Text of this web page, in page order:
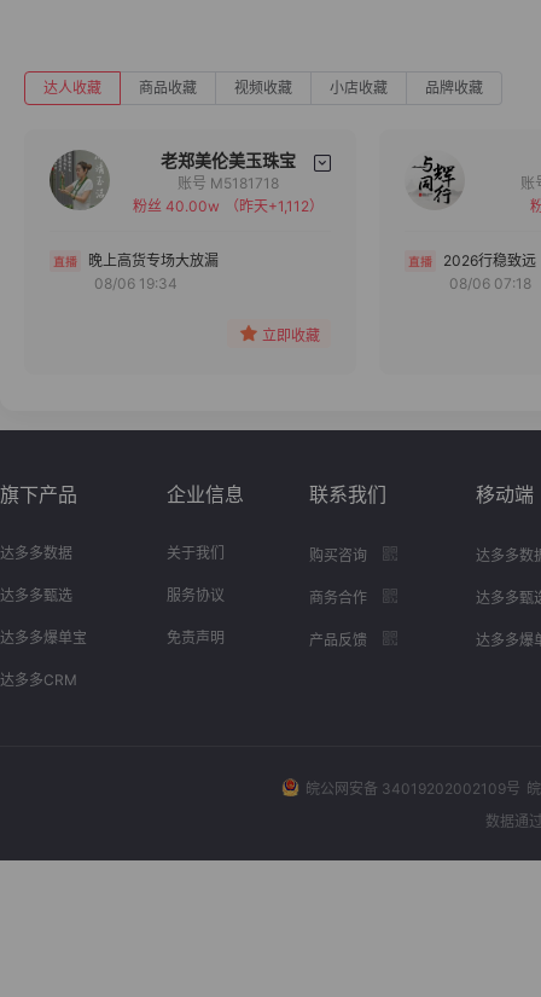
达人收藏 商品收藏 视频收藏 小店收藏 品牌收藏
老郑美伦美玉珠宝
备注
分组
账号 M5181718
粉丝 40.00w
（昨天+1,112）
晚上高货专场大放漏
08/06 19:34
立即收藏
2026行稳致远
08/06 07:18
旗下产品
达多多数据
达多多甄选
达多多爆单宝
达多多CRM
企业信息
关于我们
服务协议
免责声明
联系我们
购买咨询
商务合作
产品反馈
移动端
达多多数
达多多甄
达多多爆
皖公网安备 34019202002109号
数据通